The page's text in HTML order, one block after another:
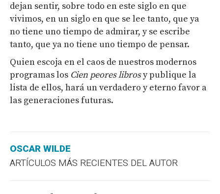
dejan sentir, sobre todo en este siglo en que
vivimos, en un siglo en que se lee tanto, que ya
no tiene uno tiempo de admirar, y se escribe
tanto, que ya no tiene uno tiempo de pensar.
Quien escoja en el caos de nuestros modernos
programas los Cien peores librosy publique la
lista de ellos, hará un verdadero y eterno favor a
las generaciones futuras.
OSCAR WILDE
ARTÍCULOS MÁS RECIENTES DEL AUTOR